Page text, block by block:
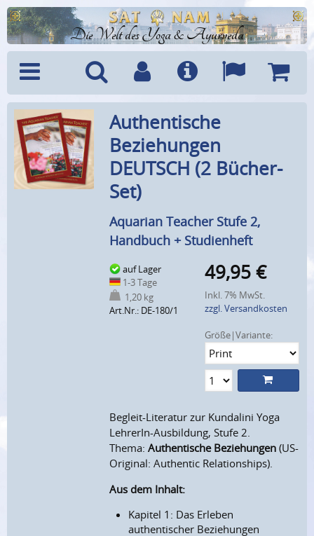
Die Welt des Yoga & Ayurveda
Menü SucheBenutzerkonto
Info Sprachen
Authentische
Beziehungen
DEUTSCH (2 Bücher-
Set)
Aquarian Teacher Stufe 2,
Handbuch + Studienheft
auf Lager
1-3 Tage
1,20 kg
Art.Nr.: DE-180/1
49,95 €
Inkl. 7% MwSt.
zzgl. Versandkosten
Größe|Variante:
Begleit-Literatur zur Kundalini Yoga
LehrerIn-Ausbildung, Stufe 2.
Thema:Authentische Beziehungen (US-
Original: Authentic Relationships).
Aus dem Inhalt:
Kapitel 1: Das Erleben
authentischer Beziehungen